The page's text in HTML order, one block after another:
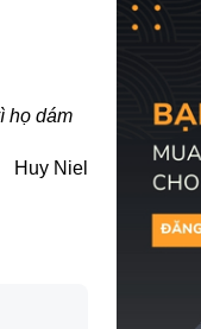
họ dám
Huy Niel